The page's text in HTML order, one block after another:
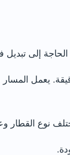
الرحلة في المتوسط نحو 28